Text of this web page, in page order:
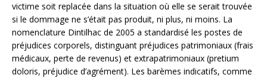
victime soit replacée dans la situation où elle se serait trouvée
si le dommage ne s’était pas produit, ni plus, ni moins. La
nomenclature Dintilhac de 2005 a standardisé les postes de
préjudices corporels, distinguant préjudices patrimoniaux (frais
médicaux, perte de revenus) et extrapatrimoniaux (pretium
doloris, préjudice d’agrément). Les barèmes indicatifs, comme